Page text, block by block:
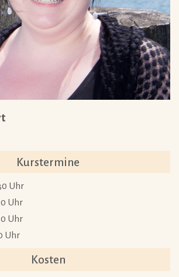
Kurstermine
Uhr
Uhr
Uhr
Uhr
Kosten